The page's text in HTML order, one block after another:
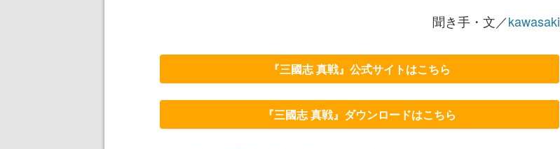
聞き手・文／kawasaki
『三國志 真戦』公式サイトはこちら
『三國志 真戦』ダウンロードはこちら